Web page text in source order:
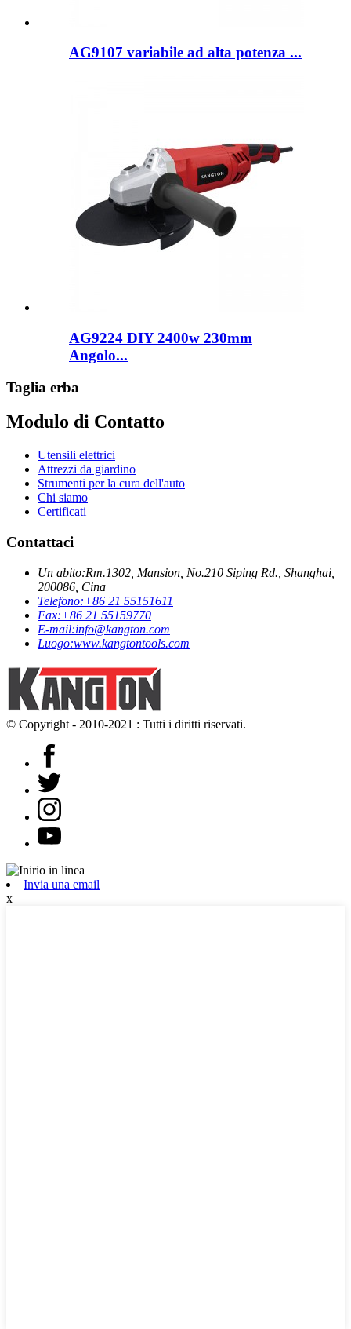
AG9107 variabile ad alta potenza ...
AG9224 DIY 2400w 230mm
Angolo...
Taglia erba
Modulo di Contatto
Utensili elettrici
Attrezzi da giardino
Strumenti per la cura dell'auto
Chi siamo
Certificati
Contattaci
Un abito:Rm.1302, Mansion, No.210 Siping Rd., Shanghai,
200086, Cina
Telefono:+86 21 55151611
Fax:+86 21 55159770
E-mail:info@kangton.com
Luogo:www.kangtontools.com
© Copyright - 2010-2021 : Tutti i diritti riservati.
Invia una email
x